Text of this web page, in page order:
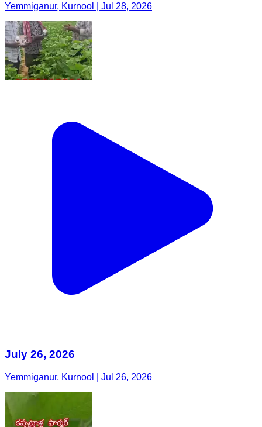
Yemmiganur, Kurnool | Jul 28, 2026
July 26, 2026
Yemmiganur, Kurnool | Jul 26, 2026